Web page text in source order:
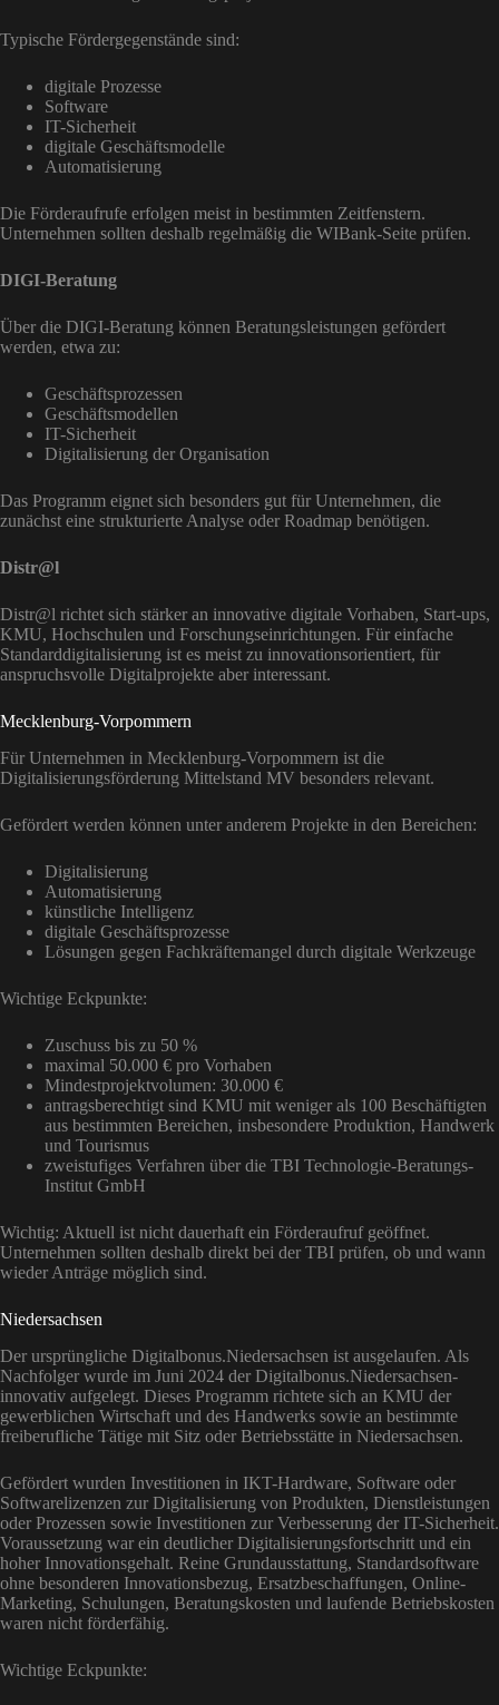
Typische Fördergegenstände sind:
digitale Prozesse
Software
IT-Sicherheit
digitale Geschäftsmodelle
Automatisierung
Die Förderaufrufe erfolgen meist in bestimmten Zeitfenstern.
Unternehmen sollten deshalb regelmäßig die WIBank-Seite prüfen.
DIGI-Beratung
Über die DIGI-Beratung können Beratungsleistungen gefördert
werden, etwa zu:
Geschäftsprozessen
Geschäftsmodellen
IT-Sicherheit
Digitalisierung der Organisation
Das Programm eignet sich besonders gut für Unternehmen, die
zunächst eine strukturierte Analyse oder Roadmap benötigen.
Distr@l
Distr@l richtet sich stärker an innovative digitale Vorhaben, Start-ups,
KMU, Hochschulen und Forschungseinrichtungen. Für einfache
Standarddigitalisierung ist es meist zu innovationsorientiert, für
anspruchsvolle Digitalprojekte aber interessant.
Mecklenburg-Vorpommern
Für Unternehmen in Mecklenburg-Vorpommern ist die
Digitalisierungsförderung Mittelstand MV besonders relevant.
Gefördert werden können unter anderem Projekte in den Bereichen:
Digitalisierung
Automatisierung
künstliche Intelligenz
digitale Geschäftsprozesse
Lösungen gegen Fachkräftemangel durch digitale Werkzeuge
Wichtige Eckpunkte:
Zuschuss bis zu 50 %
maximal 50.000 € pro Vorhaben
Mindestprojektvolumen: 30.000 €
antragsberechtigt sind KMU mit weniger als 100 Beschäftigten
aus bestimmten Bereichen, insbesondere Produktion, Handwerk
und Tourismus
zweistufiges Verfahren über die TBI Technologie-Beratungs-
Institut GmbH
Wichtig: Aktuell ist nicht dauerhaft ein Förderaufruf geöffnet.
Unternehmen sollten deshalb direkt bei der TBI prüfen, ob und wann
wieder Anträge möglich sind.
Niedersachsen
Der ursprüngliche Digitalbonus.Niedersachsen ist ausgelaufen. Als
Nachfolger wurde im Juni 2024 der Digitalbonus.Niedersachsen-
innovativ aufgelegt. Dieses Programm richtete sich an KMU der
gewerblichen Wirtschaft und des Handwerks sowie an bestimmte
freiberufliche Tätige mit Sitz oder Betriebsstätte in Niedersachsen.
Gefördert wurden Investitionen in IKT-Hardware, Software oder
Softwarelizenzen zur Digitalisierung von Produkten, Dienstleistungen
oder Prozessen sowie Investitionen zur Verbesserung der IT-Sicherheit.
Voraussetzung war ein deutlicher Digitalisierungsfortschritt und ein
hoher Innovationsgehalt. Reine Grundausstattung, Standardsoftware
ohne besonderen Innovationsbezug, Ersatzbeschaffungen, Online-
Marketing, Schulungen, Beratungskosten und laufende Betriebskosten
waren nicht förderfähig.
Wichtige Eckpunkte: